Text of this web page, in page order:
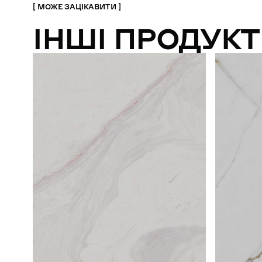
МОЖЕ ЗАЦІКАВИТИ
ІНШІ